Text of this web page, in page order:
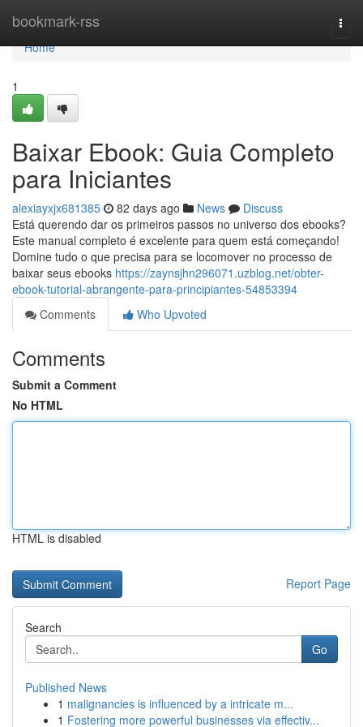
bookmark-rss
Home
Home
1
Baixar Ebook: Guia Completo
para Iniciantes
alexiayxjx681385 82 days ago News
Discuss
Está querendo dar os primeiros passos no universo dos ebooks?
Este manual completo é excelente para quem está começando!
Domine tudo o que precisa para se locomover no processo de
baixar seus ebooks https://zaynsjhn296071.uzblog.net/obter-
ebook-tutorial-abrangente-para-principiantes-54853394
Comments
Who Upvoted
Comments
Submit a Comment
No HTML
HTML is disabled
Report Page
Search
Go
Published News
1 malignancies is influenced by a intricate m...
1 Fostering more powerful businesses via effectiv...